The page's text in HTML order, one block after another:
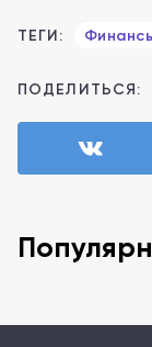
ТЕГИ:
ПОДЕЛИТЬСЯ: